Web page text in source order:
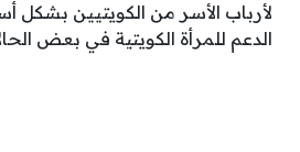
لأرباب الأسر من الكويتيين بشكل
الدعم للمرأة الكويتية في بعض